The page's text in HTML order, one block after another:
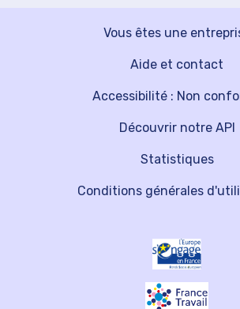
Vous êtes une
Découvrir notre API
Aide et contact
Statistiques
Accessibilité : Non
Conditions générales